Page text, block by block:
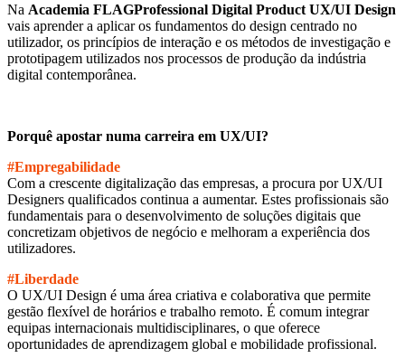
Na Academia FLAGProfessional Digital Product UX/UI Design
vais aprender a aplicar os fundamentos do design centrado no
utilizador, os princípios de interação e os métodos de investigação e
prototipagem utilizados nos processos de produção da indústria
digital contemporânea.
Porquê apostar numa carreira em UX/UI?
#Empregabilidade
Com a crescente digitalização das empresas, a procura por UX/UI
Designers qualificados continua a aumentar. Estes profissionais são
fundamentais para o desenvolvimento de soluções digitais que
concretizam objetivos de negócio e melhoram a experiência dos
utilizadores.
#Liberdade
O UX/UI Design é uma área criativa e colaborativa que permite
gestão flexível de horários e trabalho remoto. É comum integrar
equipas internacionais multidisciplinares, o que oferece
oportunidades de aprendizagem global e mobilidade profissional.